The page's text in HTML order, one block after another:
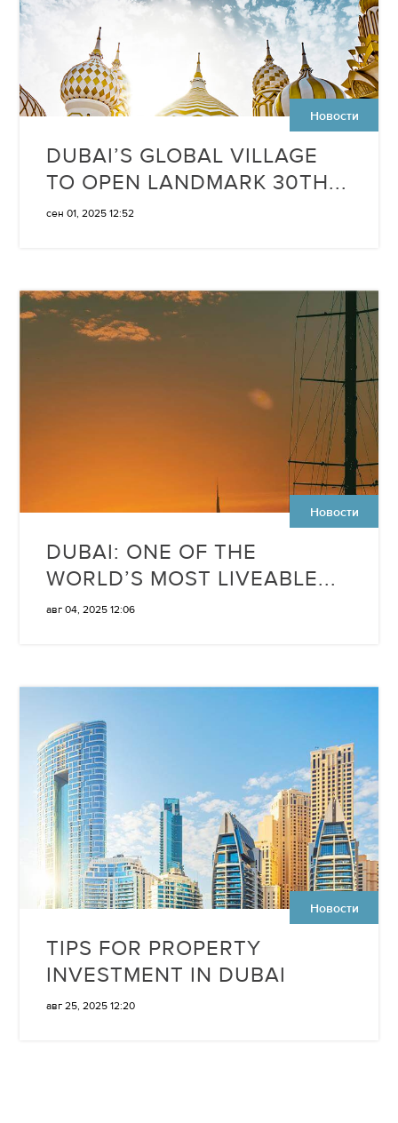
Новости
DUBAI’S GLOBAL VILLAGE
TO OPEN LANDMARK 30TH...
сен 01, 2025 12:52
Новости
DUBAI: ONE OF THE
WORLD’S MOST LIVEABLE...
авг 04, 2025 12:06
Новости
TIPS FOR PROPERTY
INVESTMENT IN DUBAI
авг 25, 2025 12:20